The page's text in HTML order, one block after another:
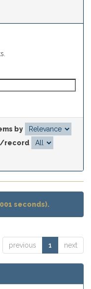
by
record
seconds).
previous 1 next